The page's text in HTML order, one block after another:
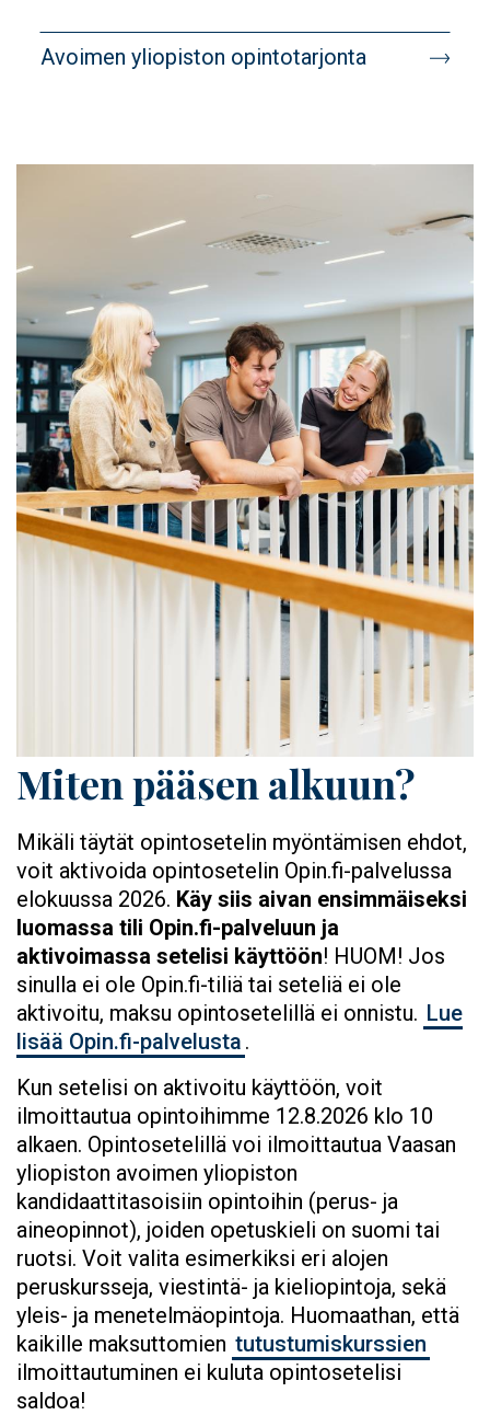
Banner
Avoimen yliopiston opintotarjonta
Miten pääsen alkuun?
Mikäli täytät opintosetelin myöntämisen ehdot,
voit aktivoida opintosetelin Opin.fi-palvelussa
elokuussa 2026. Käy siis aivan ensimmäiseksi
luomassa tili Opin.fi-palveluun ja
aktivoimassa setelisi käyttöön! HUOM! Jos
sinulla ei ole Opin.fi-tiliä tai seteliä ei ole
aktivoitu, maksu opintosetelillä ei onnistu. Lue
lisää Opin.fi-palvelusta .
Kun setelisi on aktivoitu käyttöön, voit
ilmoittautua opintoihimme 12.8.2026 klo 10
alkaen. Opintosetelillä voi ilmoittautua Vaasan
yliopiston avoimen yliopiston
kandidaattitasoisiin opintoihin (perus- ja
aineopinnot), joiden opetuskieli on suomi tai
ruotsi. Voit valita esimerkiksi eri alojen
peruskursseja, viestintä- ja kieliopintoja, sekä
yleis- ja menetelmäopintoja. Huomaathan, että
kaikille maksuttomien tutustumiskurssien
ilmoittautuminen ei kuluta opintosetelisi
saldoa!